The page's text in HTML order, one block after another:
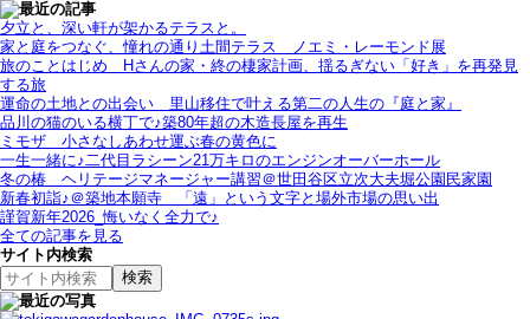
夕立と、深い軒が架かるテラスと。
家と庭をつなぐ、憧れの通り土間テラス＿ノエミ・レーモンド展
旅のことはじめ＿Hさんの家・終の棲家計画、揺るぎない「好き」を再発見
する旅
運命の土地との出会い＿里山移住で叶える第二の人生の『庭と家』
品川の猫のいる横丁で♪築80年超の木造長屋を再生
ミモザ＿小さなしあわせ運ぶ春の黄色に
一生一緒に♪二代目ラシーン21万キロのエンジンオーバーホール
冬の椿＿ヘリテージマネージャー講習＠世田谷区立次大夫堀公園民家園
新春初詣♪＠築地本願寺＿「遠」という文字と場外市場の思い出
謹賀新年2026_悔いなく全力で♪
全ての記事を見る
サイト内検索